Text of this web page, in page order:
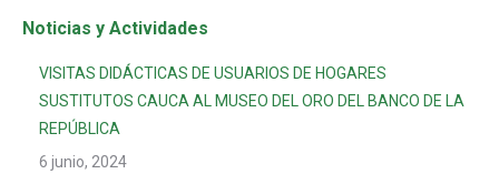
Noticias y Actividades
VISITAS DIDÁCTICAS DE USUARIOS DE HOGARES
SUSTITUTOS CAUCA AL MUSEO DEL ORO DEL BANCO DE LA
REPÚBLICA
6 junio, 2024